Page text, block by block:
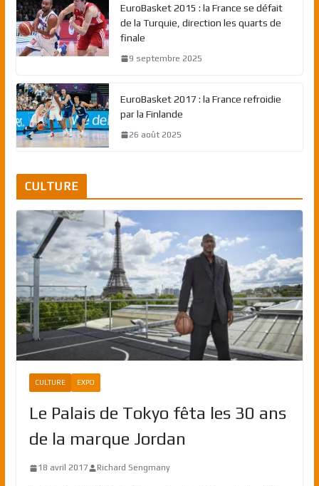
EuroBasket 2015 : la France se défait
de la Turquie, direction les quarts de
finale
9 septembre 2025
EuroBasket 2017 : la France refroidie
par la Finlande
26 août 2025
CULTURE
CULTURE EXPO
Le Palais de Tokyo fêta les 30 ans
de la marque Jordan
18 avril 2017 Richard Sengmany